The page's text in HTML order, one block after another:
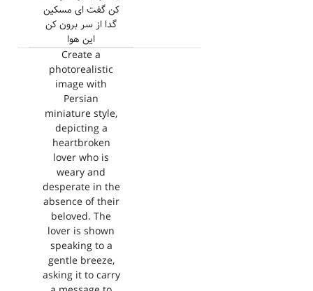
کن گفت ای مسکین
گدا از سر برون کن
این هوا
Create a
photorealistic
image with
Persian
miniature style,
depicting a
heartbroken
lover who is
weary and
desperate in the
absence of their
beloved. The
lover is shown
speaking to a
gentle breeze,
asking it to carry